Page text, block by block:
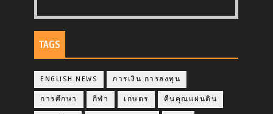
TAGS
ENGLISH NEWS การเงิน การลงทุน
การศึกษา กีฬา เกษตร คืนคุณแผ่นดิน